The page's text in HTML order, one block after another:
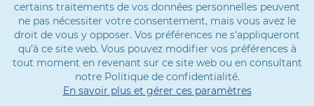
certains traitements de vos données personnelles peuvent
ne pas nécessiter votre consentement, mais vous avez le
droit de vous y opposer. Vos préférences ne s'appliqueront
qu’à ce site web. Vous pouvez modifier vos préférences à
tout moment en revenant sur ce site web ou en consultant
notre Politique de confidentialité.
En savoir plus et gérer ces paramètres